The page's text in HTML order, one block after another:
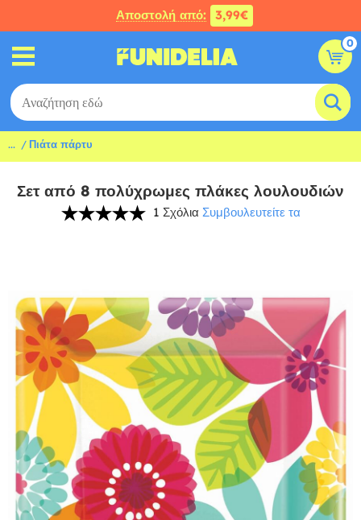
Αποστολή από: 3,99€
0
... Πιάτα πάρτυ
Σετ από 8 πολύχρωμες πλάκες λουλουδιών
1 Σχόλια Συμβουλευτείτε τα